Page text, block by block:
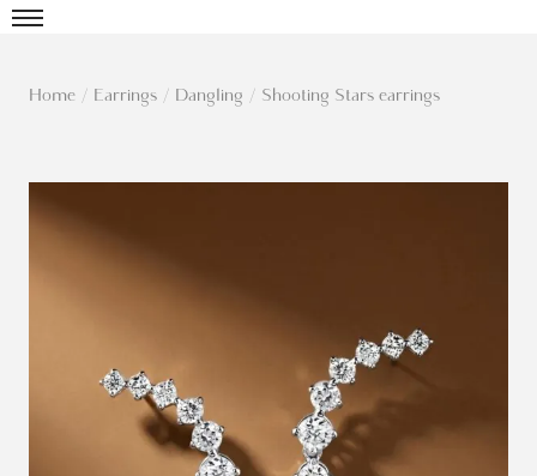
Home / Earrings / Dangling / Shooting Stars earrings